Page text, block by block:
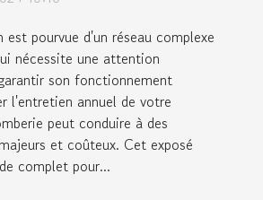
est pourvue d'un réseau complexe
nécessite une attention
son fonctionnement
l'entretien annuel de votre
peut conduire à des
et coûteux. Cet exposé
complet pour...